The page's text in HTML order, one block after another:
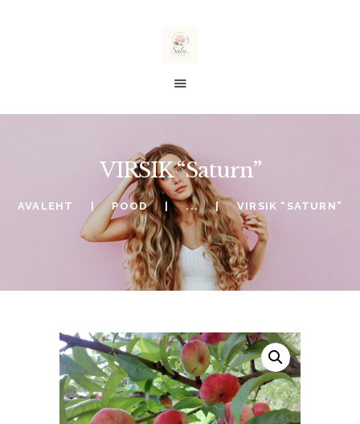
VIRSIK “Saturn”
AVALEHT POOD ... VIRSIK “SATURN”
salu taimed
TELLIMINE
SOOVINIMEKIRI